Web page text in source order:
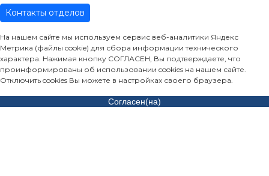
Контакты отделов
На нашем сайте мы используем сервис веб-аналитики Яндекс
Метрика (файлы cookie) для сбора информации технического
характера. Нажимая кнопку СОГЛАСЕН, Вы подтверждаете, что
проинформированы об использовании cookies на нашем сайте.
Отключить cookies Вы можете в настройках своего браузера.
Согласен(на)